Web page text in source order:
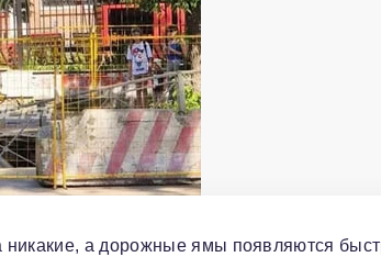
а дорожные ямы появляются